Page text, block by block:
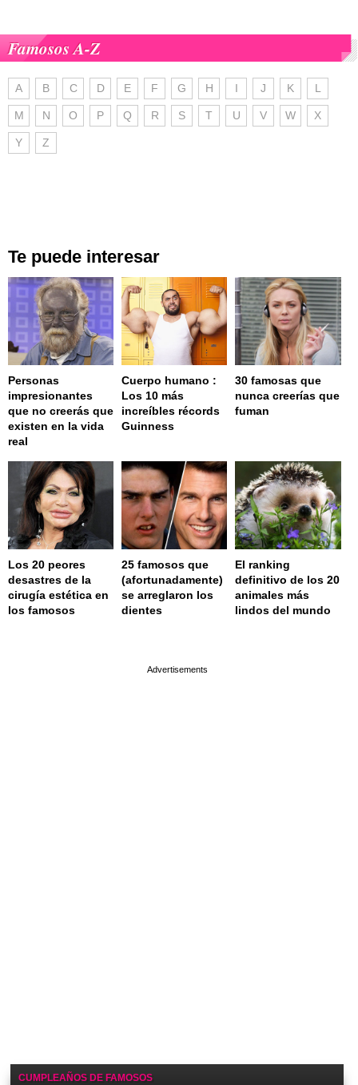
Famosos A-Z
A B C D E F G H I J K L
M N O P Q R S T U V W X
Y Z
Te puede interesar
Personas
impresionantes
que no creerás que
existen en la vida
real
Cuerpo humano :
Los 10 más
increíbles récords
Guinness
30 famosas que
nunca creerías que
fuman
Los 20 peores
desastres de la
cirugía estética en
los famosos
25 famosos que
(afortunadamente)
se arreglaron los
dientes
El ranking
definitivo de los 20
animales más
lindos del mundo
CUMPLEAÑOS DE FAMOSOS